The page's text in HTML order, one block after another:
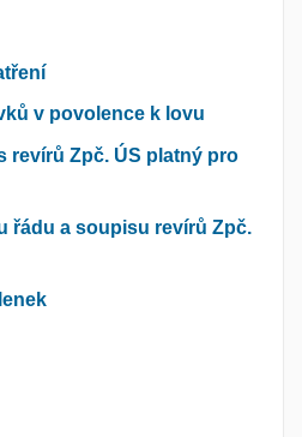
v povolence k lovu
revírů Zpč. ÚS platný pro
řádu a soupisu revírů Zpč.